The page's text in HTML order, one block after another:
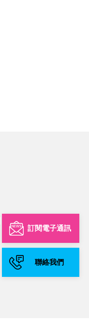
訂閱電子通訊
聯絡我們